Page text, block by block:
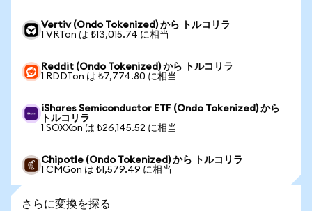
Vertiv (Ondo Tokenized) から トルコリラ
1 VRTon は ₺13,015.74 に相当
Reddit (Ondo Tokenized) から トルコリラ
1 RDDTon は ₺7,774.80 に相当
iShares Semiconductor ETF (Ondo Tokenized) から
トルコリラ
1 SOXXon は ₺26,145.52 に相当
Chipotle (Ondo Tokenized) から トルコリラ
1 CMGon は ₺1,579.49 に相当
さらに変換を探る